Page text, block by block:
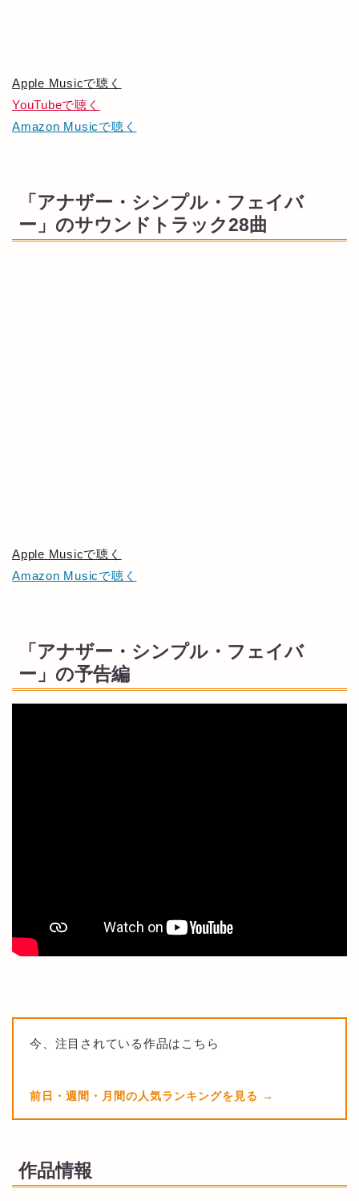
Apple Musicで聴く
YouTubeで聴く
Amazon Musicで聴く
「アナザー・シンプル・フェイバ
ー」のサウンドトラック28曲
Apple Musicで聴く
Amazon Musicで聴く
「アナザー・シンプル・フェイバ
ー」の予告編
今、注目されている作品はこちら
前日・週間・月間の人気ランキングを見る
作品情報